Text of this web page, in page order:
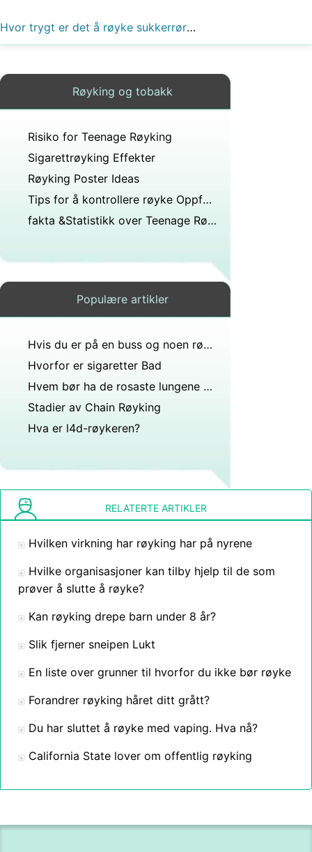
Hvor trygt er det å røyke sukkerrørbagasse i en vannpipe?
Røyking og tobakk
Risiko for Teenage Røyking
Sigarettrøyking Effekter
Røyking Poster Ideas
Tips for å kontrollere røyke Oppfordrer
fakta &Statistikk over Teenage Røyking
Populære artikler
Hvis du er på en buss og noen røyker før de kommer inn på boksen kan lukten forårsake helseproblemer?
Hvorfor er sigaretter Bad
Hvem bør ha de rosaste lungene en byboerrøyker eller gårdmann?
Stadier av Chain Røyking
Hva er l4d-røykeren?
RELATERTE ARTIKLER
Hvilken virkning har røyking har på nyrene
Hvilke organisasjoner kan tilby hjelp til de som
prøver å slutte å røyke?
Kan røyking drepe barn under 8 år?
Slik fjerner sneipen Lukt
En liste over grunner til hvorfor du ikke bør røyke
Forandrer røyking håret ditt grått?
Du har sluttet å røyke med vaping. Hva nå?
California State lover om offentlig røyking